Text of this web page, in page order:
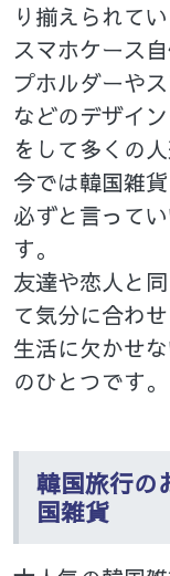
り揃えられてい
スマホケース
プホルダーや
などのデザイ
をして多くの
今では韓国雑
必ずと言って
す。
友達や恋人と
て気分に合わ
生活に欠かせ
のひとつです。
韓国旅行の
国雑貨